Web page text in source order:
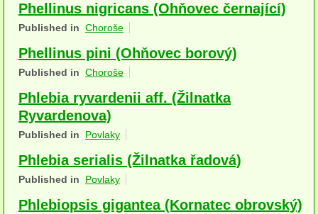
Houby (Fotogalerie)
Apothecia
na dřevě
mykorhizni
terestrické saprotrofní
Phellinus nigricans (Ohňovec černající)
Published in Choroše
Phellinus pini (Ohňovec borový)
Published in Choroše
Phlebia ryvardenii aff. (Žilnatka
Ryvardenova)
Published in Povlaky
Phlebia serialis (Žilnatka řadová)
Published in Povlaky
Phlebiopsis gigantea (Kornatec obrovský)